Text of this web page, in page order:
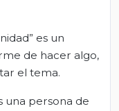
es un
de hacer algo,
el tema.
una persona de